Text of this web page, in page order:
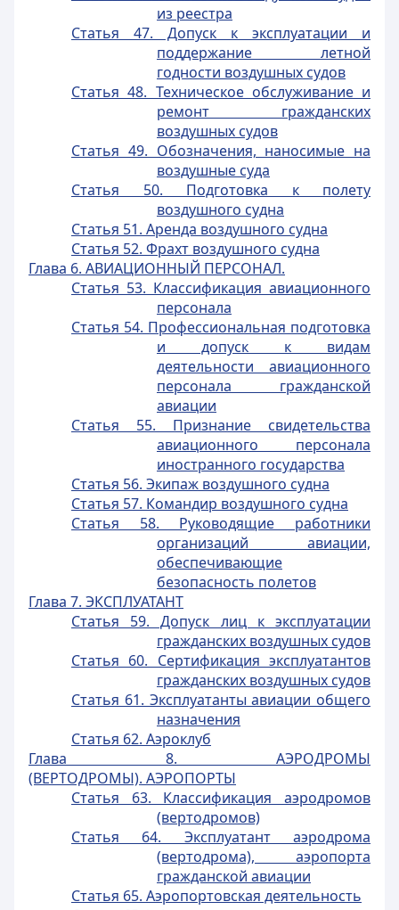
из реестра
Статья 47. Допуск к эксплуатации и
поддержание летной
годности воздушных судов
Статья 48. Техническое обслуживание и
ремонт гражданских
воздушных судов
Статья 49. Обозначения, наносимые на
воздушные суда
Статья 50. Подготовка к полету
воздушного судна
Статья 51. Аренда воздушного судна
Статья 52. Фрахт воздушного судна
Глава 6. АВИАЦИОННЫЙ ПЕРСОНАЛ.
Статья 53. Классификация авиационного
персонала
Статья 54. Профессиональная подготовка
и допуск к видам
деятельности авиационного
персонала гражданской
авиации
Статья 55. Признание свидетельства
авиационного персонала
иностранного государства
Статья 56. Экипаж воздушного судна
Статья 57. Командир воздушного судна
Статья 58. Руководящие работники
организаций авиации,
обеспечивающие
безопасность полетов
Глава 7. ЭКСПЛУАТАНТ
Статья 59. Допуск лиц к эксплуатации
гражданских воздушных судов
Статья 60. Сертификация эксплуатантов
гражданских воздушных судов
Статья 61. Эксплуатанты авиации общего
назначения
Статья 62. Аэроклуб
Глава 8. АЭРОДРОМЫ
(ВЕРТОДРОМЫ). АЭРОПОРТЫ
Статья 63. Классификация аэродромов
(вертодромов)
Статья 64. Эксплуатант аэродрома
(вертодрома), аэропорта
гражданской авиации
Статья 65. Аэропортовская деятельность